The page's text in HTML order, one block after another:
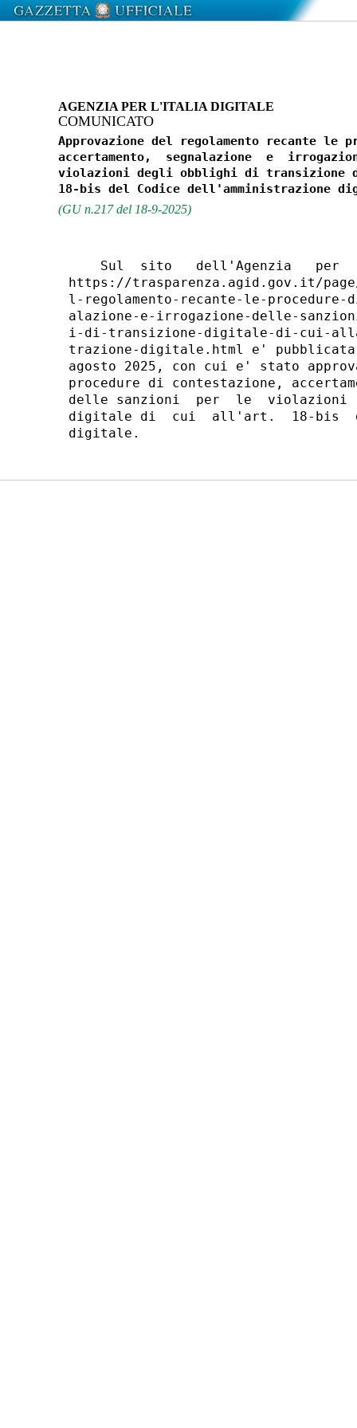
AGENZIA PER L'ITALIA DIGITALE
COMUNICATO
Approvazione del regolamento recante le
accertamento,  segnalazione  e
violazioni degli obblighi di
(GU n.217 del 18-9-2025)
Sul  sito   dell'Agenzia   per
https://trasparenza.agid.gov.it/
l-regolamento-recante-le-procedure-
alazione-e-irrogazione-delle-
i-di-transizione-digitale-di-cui-
trazione-digitale.html e'
agosto 2025, con cui e' stato
procedure di contestazione,
delle sanzioni  per  le
digitale di  cui  all'art.  18-bis